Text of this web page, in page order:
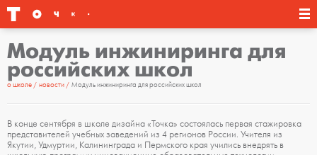
Модуль инжиниринга для
российских школ
о школе новости Модуль инжиниринга для российских школ
В конце сентября в школе дизайна «Точка» состоялась первая стажировка
представителей учебных заведений из 4 регионов России. Учителя из
Якутии, Удмуртии, Калининграда и Пермского края учились внедрять в